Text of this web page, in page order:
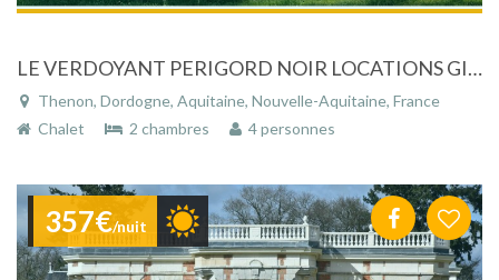
LE VERDOYANT PERIGORD NOIR LOCATIONS GITES ,CHALETS ET MOBIL HOMES
Thenon, Dordogne, Aquitaine, Nouvelle-Aquitaine, France
Chalet
2 chambres 4 personnes
357€/nuit